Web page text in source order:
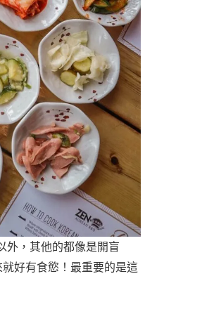
外，其他的都像是開盲
好有食慾！最重要的是這